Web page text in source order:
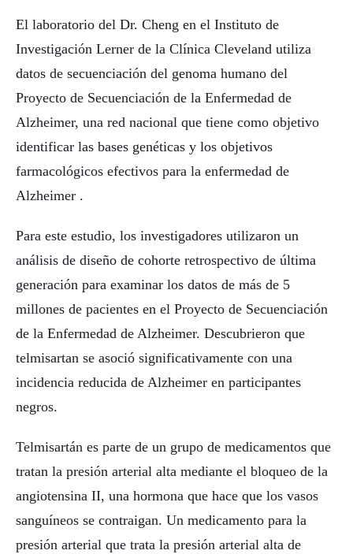
El laboratorio del Dr. Cheng en el Instituto de
Investigación Lerner de la Clínica Cleveland utiliza
datos de secuenciación del genoma humano del
Proyecto de Secuenciación de la Enfermedad de
Alzheimer, una red nacional que tiene como objetivo
identificar las bases genéticas y los objetivos
farmacológicos efectivos para la enfermedad de
Alzheimer .
Para este estudio, los investigadores utilizaron un
análisis de diseño de cohorte retrospectivo de última
generación para examinar los datos de más de 5
millones de pacientes en el Proyecto de Secuenciación
de la Enfermedad de Alzheimer. Descubrieron que
telmisartan se asoció significativamente con una
incidencia reducida de Alzheimer en participantes
negros.
Telmisartán es parte de un grupo de medicamentos que
tratan la presión arterial alta mediante el bloqueo de la
angiotensina II, una hormona que hace que los vasos
sanguíneos se contraigan. Un medicamento para la
presión arterial que trata la presión arterial alta de